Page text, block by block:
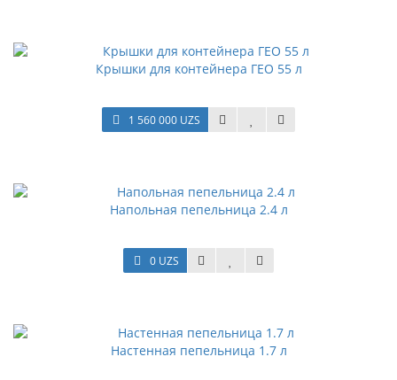
Крышки для контейнера ГЕО 55 л
1 560 000 UZS
Напольная пепельница 2.4 л
0 UZS
Настенная пепельница 1.7 л